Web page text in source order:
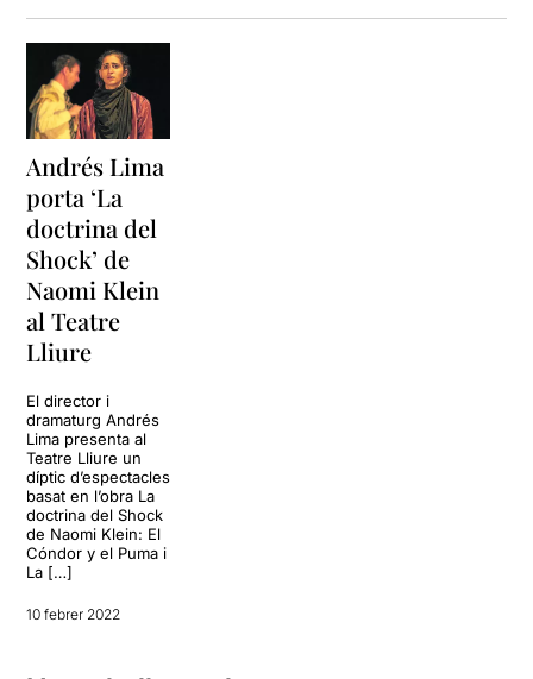
Andrés Lima
porta ‘La
doctrina del
Shock’ de
Naomi Klein
al Teatre
Lliure
El director i
dramaturg Andrés
Lima presenta al
Teatre Lliure un
díptic d’espectacles
basat en l’obra La
doctrina del Shock
de Naomi Klein: El
Cóndor y el Puma i
La […]
10 febrer 2022